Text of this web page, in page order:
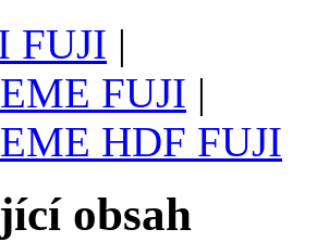
FUJI |
FUJI |
HDF FUJI
obsah